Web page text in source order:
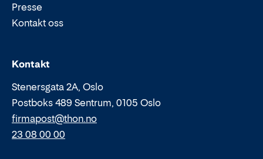
Presse
Kontakt oss
Kontakt
Stenersgata 2A, Oslo
Postboks 489 Sentrum, 0105 Oslo
Epost:
firmapost@thon.no
Telefon:
23 08 00 00